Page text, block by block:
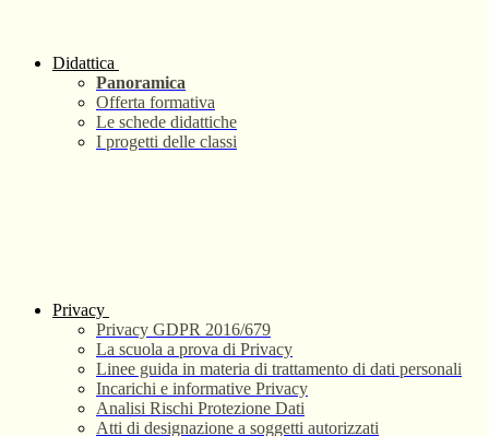
Didattica
Panoramica
Offerta formativa
Le schede didattiche
I progetti delle classi
Privacy
Privacy GDPR 2016/679
La scuola a prova di Privacy
Linee guida in materia di trattamento di dati personali
Incarichi e informative Privacy
Analisi Rischi Protezione Dati
Atti di designazione a soggetti autorizzati